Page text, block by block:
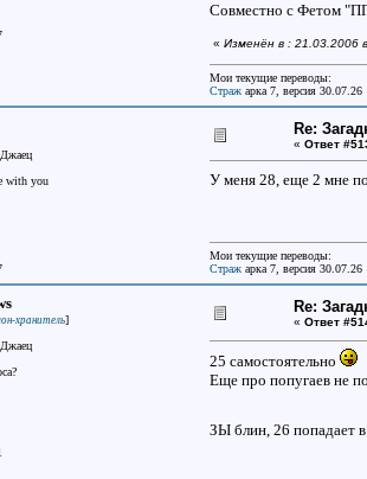
Совместно с Фетом
« Изменён в : 21.03.2006
Мои текущие переводы:
Страж арка 7, версия 30.07.26
with you
Re:
« Ответ
У меня 28, еще 2 мне
Мои текущие переводы:
Страж арка 7, версия 30.07.26
хранитель]
Re:
« Ответ
25 самостоятельно
Еще про попугаев не
ЗЫ блин, 26 попадает